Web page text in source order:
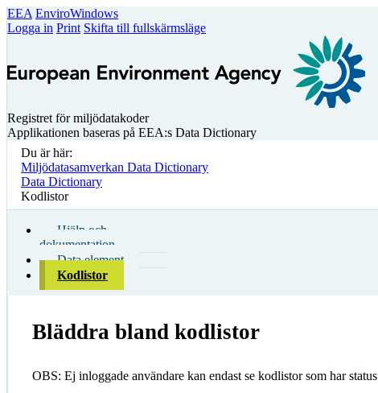
EEA EnviroWindows
Logga in Print Skifta till fullskärmsläge
Registret för miljödatakoder
Applikationen baseras på EEA:s Data Dictionary
Du är här:
Miljödatasamverkan Data Dictionary
Data Dictionary
Kodlistor
Hjälp och
dokumentation
Data element
Kodlistor
Bläddra bland kodlistor
OBS: Ej inloggade användare kan endast se kodlistor som har status